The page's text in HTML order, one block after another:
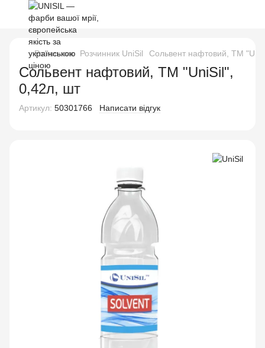
Розчинник Розчинник UniSil Сольвент нафтовий, ТМ
Сольвент нафтовий, ТМ "UniSil",
0,42л, шт
Артикул: 50301766 Написати відгук